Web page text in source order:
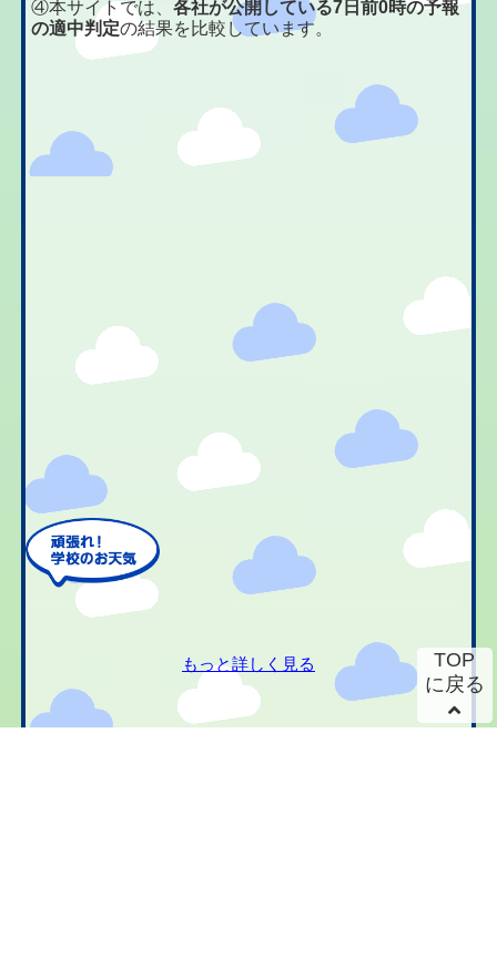
④本サイトでは、各社が公開している7日前0時の予報
の適中判定の結果を比較しています。
もっと詳しく見る
TOP
に戻る